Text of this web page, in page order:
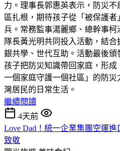
力。理事長郭惠英表示，防災
區扎根，期待孩子從「被保護
兵。常務監事湯麗鄉、總幹事
隊長黃光明共同投入活動，結
銀共學、世代互助。活動最後
孩子把防災知識帶回家庭，形成
一個家庭守護一個社區」的防
灣居民的日常生活。
繼續閱讀
4天前
Love Dad！統一企業集團空運
致敬